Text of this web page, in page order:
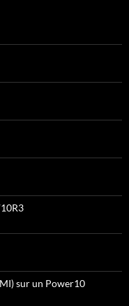
sur un Power10